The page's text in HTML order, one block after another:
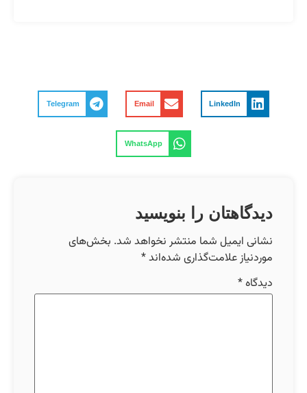
LinkedIn
Email
Telegram
WhatsApp
دیدگاهتان را بنویسید
نشانی ایمیل شما منتشر نخواهد شد. بخش‌های
موردنیاز علامت‌گذاری شده‌اند*
دیدگاه*